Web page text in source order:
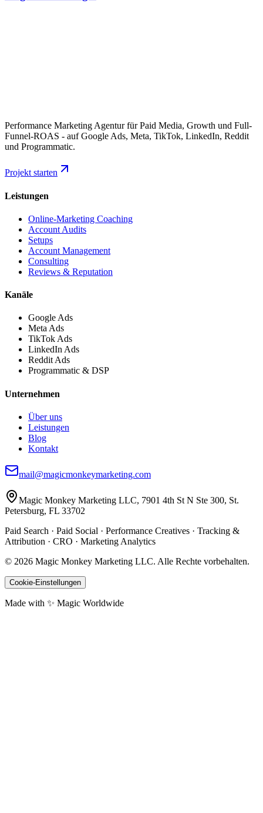
Performance Marketing Agentur für Paid Media, Growth und Full-
Funnel-ROAS - auf Google Ads, Meta, TikTok, LinkedIn, Reddit
und Programmatic.
Projekt starten
Leistungen
Online-Marketing Coaching
Account Audits
Setups
Account Management
Consulting
Reviews & Reputation
Kanäle
Google Ads
Meta Ads
TikTok Ads
LinkedIn Ads
Reddit Ads
Programmatic & DSP
Unternehmen
Über uns
Leistungen
Blog
Kontakt
mail@magicmonkeymarketing.com
Magic Monkey Marketing LLC, 7901 4th St N Ste 300, St.
Petersburg, FL 33702
Paid Search · Paid Social · Performance Creatives · Tracking &
Attribution · CRO · Marketing Analytics
© 2026 Magic Monkey Marketing LLC. Alle Rechte vorbehalten.
Cookie-Einstellungen
Made with ✨ Magic Worldwide